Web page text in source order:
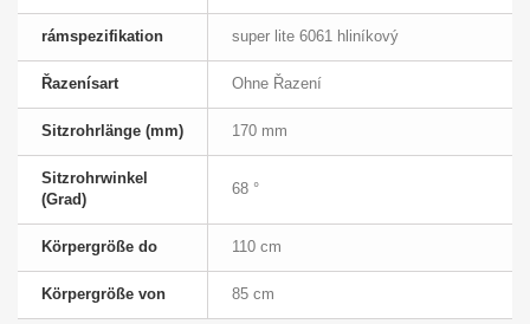
rámspezifikation super lite 6061 hliníkový
Řazenísart Ohne Řazení
Sitzrohrlänge (mm) 170 mm
Sitzrohrwinkel
(Grad)
68 °
Körpergröße do 110 cm
Körpergröße von 85 cm